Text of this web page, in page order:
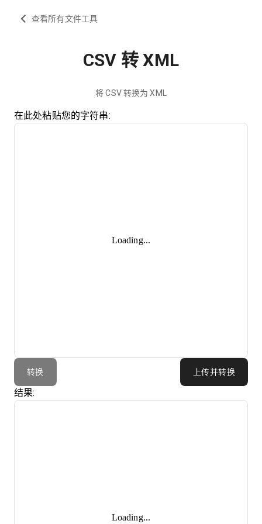
查看所有文件工具
CSV 转 XML
将 CSV 转换为 XML
在此处粘贴您的字符串:
Loading...
转换 上传并转换
结果:
Loading...